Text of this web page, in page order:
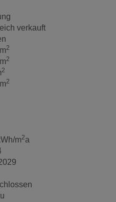
verkauft
2
2
2
2
m2a